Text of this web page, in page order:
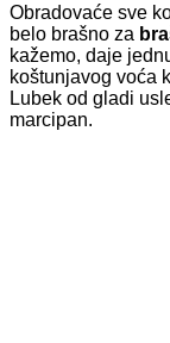
Obradovaće sve
belo brašno za
kažemo, daje
koštunjavog voća
Lubek od gladi
marcipan.